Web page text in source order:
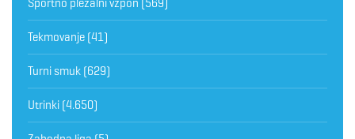
Športno plezalni vzpon (569)
Tekmovanje (41)
Turni smuk (629)
Utrinki (4.650)